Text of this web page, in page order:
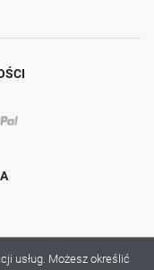
usług. Możesz określić